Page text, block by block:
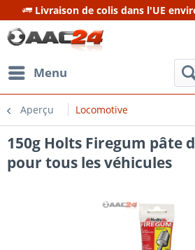
Livraison de colis dans l'UE
Menu
Aperçu Locomotive
150g Holts Firegum pâte
pour tous les véhicules